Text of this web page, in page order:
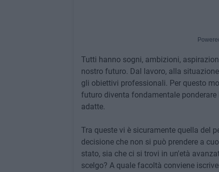
Tutti hanno sogni, ambizioni,
nostro futuro. Dal lavoro, alla
gli obiettivi professionali. Per questo
futuro diventa fondamentale
adatte.
Tra queste vi è sicuramente quella del
decisione che non si può prendere a
stato, sia che ci si trovi in un'età
scelgo? A quale facoltà conviene